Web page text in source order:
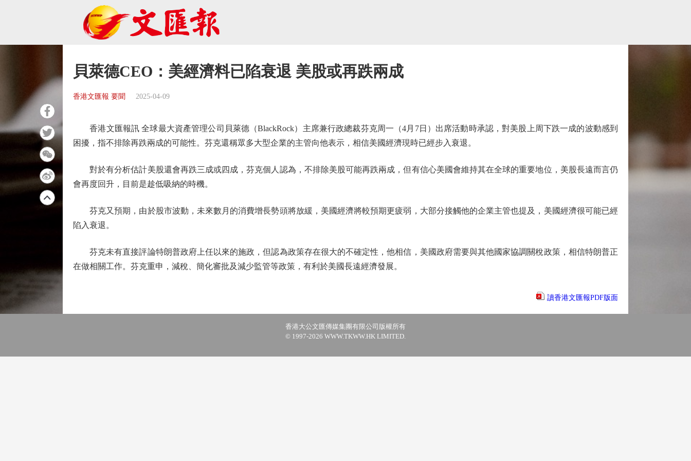
貝萊德CEO：美經濟料已陷衰退 美股或再跌兩成
香港文匯報 要聞 2025-04-09
香港文匯報訊 全球最大資產管理公司貝萊德（BlackRock）主席兼行政總裁芬克周一（4月7日）出席活動時承認，對美股上周下跌一成的波動感到
困擾，指不排除再跌兩成的可能性。芬克還稱眾多大型企業的主管向他表示，相信美國經濟現時已經步入衰退。
對於有分析估計美股還會再跌三成或四成，芬克個人認為，不排除美股可能再跌兩成，但有信心美國會維持其在全球的重要地位，美股長遠而言仍
會再度回升，目前是趁低吸納的時機。
芬克又預期，由於股市波動，未來數月的消費增長勢頭將放緩，美國經濟將較預期更疲弱，大部分接觸他的企業主管也提及，美國經濟很可能已經
陷入衰退。
芬克未有直接評論特朗普政府上任以來的施政，但認為政策存在很大的不確定性，他相信，美國政府需要與其他國家協調關稅政策，相信特朗普正
在做相關工作。芬克重申，減稅、簡化審批及減少監管等政策，有利於美國長遠經濟發展。
讀香港文匯報PDF版面
香港大公文匯傳媒集團有限公司版權所有
© 1997-2026 WWW.TKWW.HK LIMITED.